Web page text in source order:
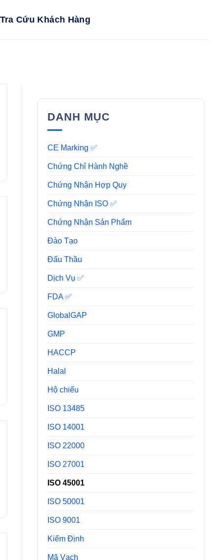
Tra Cứu Khách Hàng
DANH MỤC
CE Marking ✅
Chứng Chỉ Hành Nghề
Chứng Nhận Hợp Quy
Chứng Nhận ISO ✅
Chứng Nhận Sản Phẩm
Đào Tạo
Đấu Thầu
Dịch Vụ ✅
FDA ✅
GlobalGAP
GMP
HACCP
Halal
Hộ chiếu
ISO 13485
ISO 14001
ISO 22000
ISO 27001
ISO 45001
ISO 50001
ISO 9001
Kiểm Định
Mã Vạch